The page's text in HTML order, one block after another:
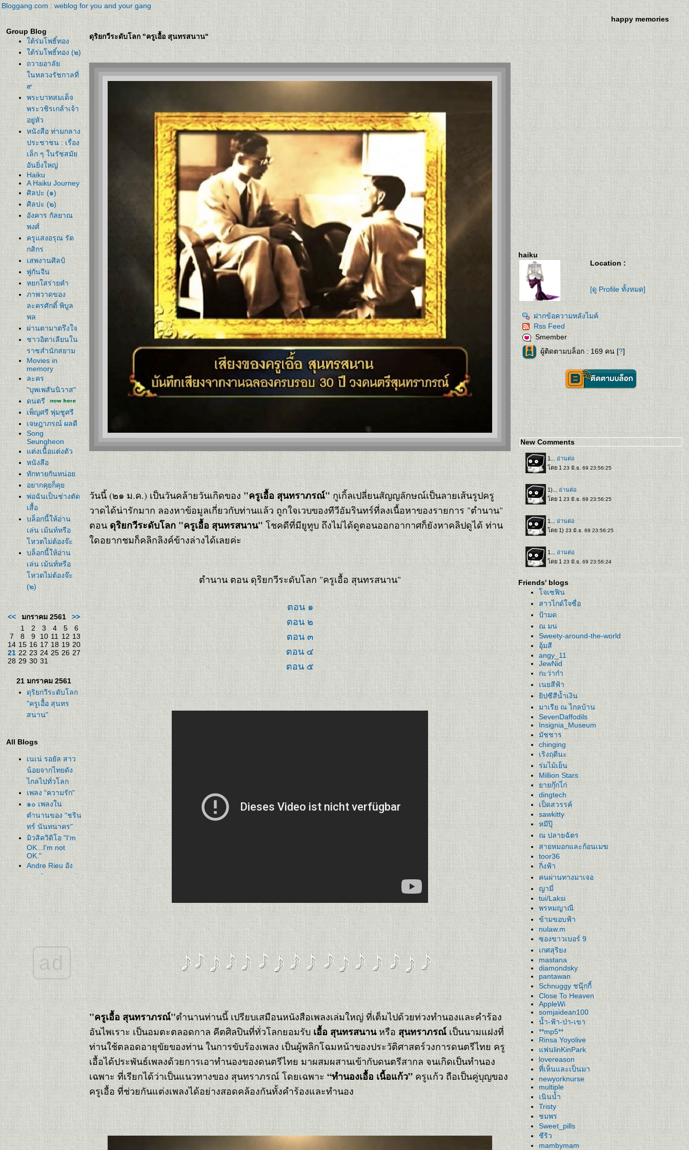
Bloggang.com : weblog for you and your gang
happy memories
Group Blog
ต้ร่มโพธิ์ทอง
ต้ร่มโพธิ์ทอง (๒)
ถวายอาลั
นหลวงรัชกาลที่
๙
พระบาทสมเด็จ
พระวชิรเกล้าเจ้า
อยู่หัว
หนังสือ ท่ามกลาง
ประชาชน : เรื่อง
เล็ก ๆ ในรัชสมั
อันยิ่งใหญ่
Haiku
A Haiku Journey
ศิลปะ (๑)
ศิลปะ (๒)
อังคาร กัลยาณ
พงศ์
ครูแสงอรุณ รัต
กสิกร
เสพงานศิลป์
พู่กันจีน
หยกใสร่ายคำ
ภาพวาดของ
ละครศักดิ์ พิบูล
พล
ผ่านตามาตรึงใจ
ชาวอิตาเลียนใน
ราชสำนักสยาม
Movies in
memory
ละคร
"บุพเพสันนิวาส"
ดนตรี
เพ็ญศรี พุ่มชูศรี
เจษฎาภรณ์ ผลดี
Song
Seungheon
ต่งเนื้อแต่งตัว
หนังสือ
ทักทายกันหน่อ
อยากคุยก็คุ
พ่อฉันเป็นช่างตัด
เสื้อ
บล็อกนี้ให้อ่าน
เล่น เม้นท์หรือ
หวตไม่ต้องจ๊ะ
บล็อกนี้ให้อ่าน
เล่น เม้นท์หรือ
หวตไม่ต้องจ๊ะ
(๒)
<< มกราคม 2561
>>
1
2 3 4 5
6
7
8 9 10 11 12 13
14 15 16 17 18 19 20
21 22 23 24 25 26 27
28 29 30 31
21 มกราคม 2561
ดุริยกวีระดับโลก
"ครูเอื้อ สุนทร
สนาน"
All Blogs
เนเน่ รอยัล สาว
น้อยจากไทยดัง
ไกลไปทั่วโลก
เพลง "ความรัก"
๑๐ เพลงใน
ตำนานของ "ชริน
ทร์ นันทนาคร"
มิวสิควิดิโอ "I'm
OK...I'm not
OK."
Andre Rieu อัง
เดร ริว ราชาแห่ง
วอลซ์
เพลง "เพียงแต่วัน
นั้น"
คอนเสิร์ต "เพลงคู่
ครูสมาน กาญ
จนะผลิน"
เพลง "เดือนหงา
ที่ป่าซาง" (๒)
ไมเคิล บูเบล
เพลง "ภูกระดึง"
คอนเสิร์ตครูเพลง
ลูกกรุง & ลูกทุ่ง
"จิ๋วแต่แจ๋ว"
เพลงฮิตตลอด
กาล...For the
Good Times
เพลง "พี่รักเธอคน
เดียว"
ละครเวที
ชีวประวัติ "ครูเอื้อ
สุนทรสนาน"
อำลา อาลัย...อา
ต้อย เศรษฐา ศิระ
ฉายา
ad
ดุริยกวีระดับโลก "ครูเอื้อ สุนทรสนาน"
วันนี้ (๒๑ ม.ค.) เป็นวันคล้ายวันเกิดของ"ครูเอื้อ สุนทราภรณ์"กูเกิ้ลเปลี่ยนสัญญลักษณ์เป็นลายเส้นรูปครู
วาดได้น่ารักมาก ลองหาข้อมูลเกี่ยวกับท่านแล้ว ถูกใจเวบของทีวีอัมรินทร์ที่ลงเนื้อหาของรายการ "ตำนาน"
ตอนดุริยกวีระดับโลก "ครูเอื้อ สุนทรสนาน"ชคดีที่มียูทูบ ถึงไม่ได้ดูตอนออกอากาศก็ยังหาคลิปดูได้ ท่าน
ดอยากชมก็คลิกลิงค์ข้างล่างได้เลยค่ะ
ตำนาน ตอน ดุริยกวีระดับโลก "ครูเอื้อ สุนทรสนาน"
ตอน ๑
ตอน ๒
ตอน ๓
ตอน ๔
ตอน ๕
"ครูเอื้อ สุนทราภรณ์"ตำนานท่านนี้ เปรียบเสมือนหนังสือเพลงเล่มใหญ่ ที่เต็มไปด้วยท่วงทำนองและคำร้อง
อันไพเราะ เป็นอมตะตลอดกาล คีตศิลปินที่ทั่วโลกยอมรับเอื้อ สุนทรสนานหรือสุนทราภรณ์เป็นนามแฝงที่
ท่านใช้ตลอดอายุขัยของท่าน ในการขับร้องเพลง เป็นผู้พลิกโฉมหน้าของประวัติศาสตร์วงการดนตรีไทย ครู
เอื้อได้ประพันธ์เพลงด้วยการเอาทำนองของดนตรีไทย มาผสมผสานเข้ากับดนตรีสากล จนเกิดเป็นทำนอง
เฉพาะ ที่เรียกได้ว่าเป็นแนวทางของ สุนทราภรณ์ โดยเฉพาะ“ทำนองเอื้อ เนื้อแก้ว”ครูแก้ว ถือเป็นคู่บุญของ
ครูเอื้อ ที่ช่วยกันแต่งเพลงได้อย่างสอดคล้องกันทั้งคำร้องและทำนอง
haiku
Location :
[ดู Profile ทั้งหมด]
ฝากข้อความหลังไมค์
Rss Feed
Smember
ผู้ติดตามบล็อก : 169 คน [?]
New Comments
Friends' blogs
จเซฟิน
สาวไกด์ใจซื่อ
ป้ามด
ณ มน
Sweety-around-the-world
อุ้มสี
angy_11
JewNid
กะว่าก๋า
เนยสีฟ้า
ิปซีสีน้ำเงิน
มาเรีย ณ ไกลบ้าน
SevenDaffodils
Insignia_Museum
มัชชาร
chinging
เริงฤดีนะ
ร่มไม้เย็น
Million Stars
ายกุ๊กไ่ก่
dingtech
เป็ดสวรรค์
sawkitty
หมีปุ๊
ณ ปลายฉัตร
สายหมอกและก้อนเมฆ
toor36
กิ่งฟ้า
คนผ่านทางมาเจอ
ญามี่
tui/Laksi
พรหมญาณี
ข้ามขอบฟ้า
nulaw.m
ซองขาวเบอร์ 9
เกศสุริยง
mastana
diamondsky
pantawan
Schnuggy ชนุ๊กกี้
Close To Heaven
AppleWi
somjaidean100
น้ำ-ฟ้า-ป่า-เขา
**mp5**
Rinsa Yoyolive
ฟนlinKinPark
lovereason
ที่เห็นและเป็นมา
newyorknurse
multiple
เนินน้ำ
Tristy
ชมพร
Sweet_pills
ชีริว
mambymam